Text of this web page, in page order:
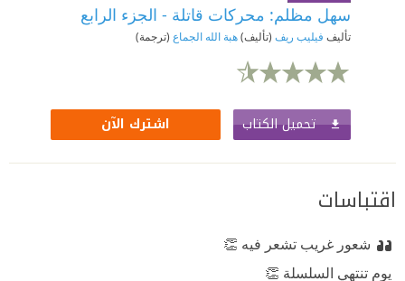
سهل مظلم: محركات قاتلة - الجزء الرابع
تأليف فيليب ريف (تأليف)هبة الله الجماع (ترجمة)
تحميل الكتاب اشترك الآن
اقتباسات
شعور غريب تشعر فيه 👏
يوم تنتهي السلسلة 👏